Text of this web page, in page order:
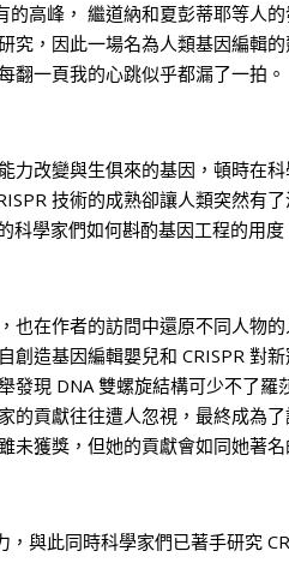
高峰， 繼道納和夏彭蒂耶等人
，因此一場名為人類基因編輯
翻一頁我的心跳似乎都漏了一拍。
力改變與生俱來的基因，頓時在
技術的成熟卻讓人類突然有
學家們如何斟酌基因工程的用
在作者的訪問中還原不同人物
造基因編輯嬰兒和 CRISPR 對
現 DNA 雙螺旋結構可少不了
貢獻往往遭人忽視，最終成為
獲獎，但她的貢獻會如同她著
與此同時科學家們已著手研究